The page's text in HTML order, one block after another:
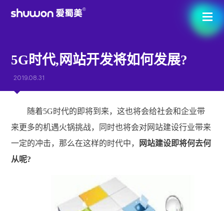
5G时代,网站开发将如何发展?
2019.08.31
随着5G时代的即将到来，这也将会给社会和企业带
来更多的机遇火锅挑战，同时也将会对网站建设行业带来
一定的冲击，那么在这样的时代中，
网站建设即将何去何
从呢?